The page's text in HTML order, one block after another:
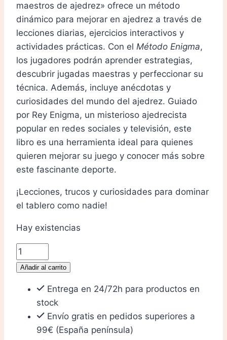
maestros de ajedrez» ofrece un método
dinámico para mejorar en ajedrez a través de
lecciones diarias, ejercicios interactivos y
actividades prácticas. Con el Método Enigma,
los jugadores podrán aprender estrategias,
descubrir jugadas maestras y perfeccionar su
técnica. Además, incluye anécdotas y
curiosidades del mundo del ajedrez. Guiado
por Rey Enigma, un misterioso ajedrecista
popular en redes sociales y televisión, este
libro es una herramienta ideal para quienes
quieren mejorar su juego y conocer más sobre
este fascinante deporte.
¡Lecciones, trucos y curiosidades para dominar
el tablero como nadie!
Hay existencias
Método
Enigma
Para
futuros
maestros
Añadir al carrito
Entrega en 24/72h para productos en
stock
Envío gratis en pedidos superiores a
99€ (España península)